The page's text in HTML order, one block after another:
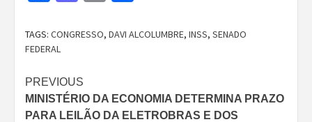
TAGS: CONGRESSO, DAVI ALCOLUMBRE, INSS, SENADO
FEDERAL
Continue
Reading
PREVIOUS
MINISTÉRIO DA ECONOMIA DETERMINA PRAZO
PARA LEILÃO DA ELETROBRAS E DOS